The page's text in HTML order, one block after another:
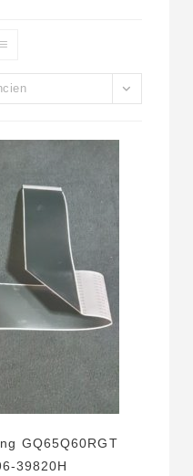
GQ65Q60RGT
39820H